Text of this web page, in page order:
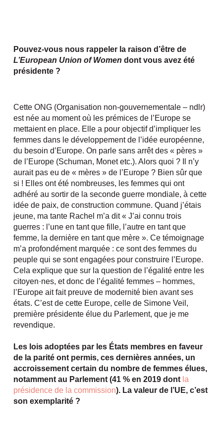
Pouvez-vous nous rappeler la raison d’être de
L’European Union of Women dont vous avez été
présidente ?
Cette ONG (Organisation non-gouvernementale – ndlr)
est née au moment où les prémices de l’Europe se
mettaient en place. Elle a pour objectif d’impliquer les
femmes dans le développement de l’idée européenne,
du besoin d’Europe. On parle sans arrêt des « pères »
de l’Europe (Schuman, Monet etc.). Alors quoi ? Il n’y
aurait pas eu de « mères » de l’Europe ? Bien sûr que
si ! Elles ont été nombreuses, les femmes qui ont
adhéré au sortir de la seconde guerre mondiale, à cette
idée de paix, de construction commune. Quand j’étais
jeune, ma tante Rachel m’a dit « J’ai connu trois
guerres : l’une en tant que fille, l’autre en tant que
femme, la dernière en tant que mère ». Ce témoignage
m’a profondément marquée : ce sont des femmes du
peuple qui se sont engagées pour construire l’Europe.
Cela explique que sur la question de l’égalité entre les
citoyen·nes, et donc de l’égalité femmes – hommes,
l’Europe ait fait preuve de modernité bien avant ses
états. C’est de cette Europe, celle de Simone Veil,
première présidente élue du Parlement, que je me
revendique.
Les lois adoptées par les États membres en faveur
de la parité ont permis, ces dernières années, un
accroissement certain du nombre de femmes élues,
notamment au Parlement (41 % en 2019 dont la
présidence de la commission). La valeur de l’UE, c’est
son exemplarité ?